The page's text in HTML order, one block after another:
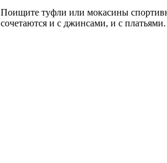
Поищите туфли или мокасины
сочетаются и с джинсами, и с платьями.